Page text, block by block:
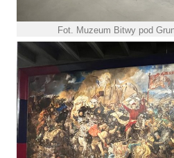
Fot. Muzeum Bitwy pod